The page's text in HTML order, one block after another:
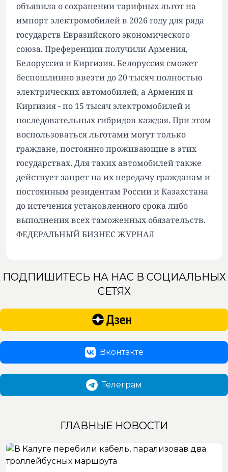
объявила о сохранении тарифных льгот на
импорт электромобилей в 2026 году для ряда
государств Евразийского экономического
союза. Преференции получили Армения,
Белоруссия и Киргизия. Белоруссия сможет
беспошлинно ввезти до 20 тысяч полностью
электрических автомобилей, а Армения и
Киргизия - по 15 тысяч электромобилей и
последовательных гибридов каждая. При этом
воспользоваться льготами могут только
граждане, постоянно проживающие в этих
государствах. Для таких автомобилей также
действует запрет на их передачу гражданам и
постоянным резидентам России и Казахстана
до истечения установленного срока либо
выполнения всех таможенных обязательств.
ФЕДЕРАЛЬНЫЙ БИЗНЕС ЖУРНАЛ
ПОДПИШИТЕСЬ НА НАС В СОЦИАЛЬНЫХ
СЕТЯХ
Вконтакте
Телеграм
ГЛАВНЫЕ НОВОСТИ